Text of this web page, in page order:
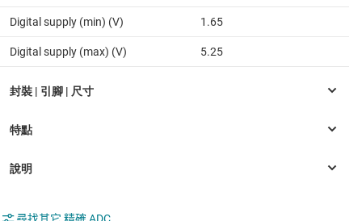
Digital supply (min) (V) 1.65
Digital supply (max) (V) 5.25